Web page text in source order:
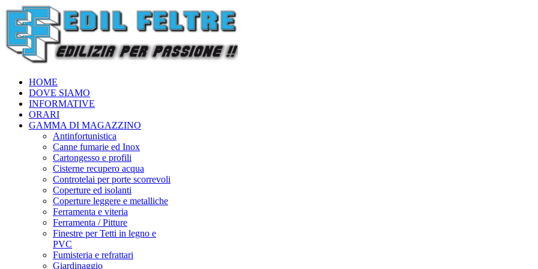
HOME
DOVE SIAMO
INFORMATIVE
ORARI
GAMMA DI MAGAZZINO
Antinfortunistica
Canne fumarie ed Inox
Cartongesso e profili
Cisterne recupero acqua
Controtelai per porte scorrevoli
Coperture ed isolanti
Coperture leggere e metalliche
Ferramenta e viteria
Ferramenta / Pitture
Finestre per Tetti in legno e
PVC
Fumisteria e refrattari
Giardinaggio